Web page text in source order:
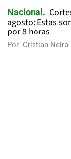
Nacional
agosto: Estas
por 8 horas
Por Cristian Neira